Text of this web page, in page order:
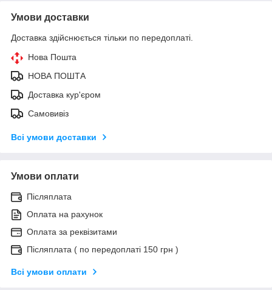
Умови доставки
Доставка здійснюється тільки по передоплаті.
Нова Пошта
НОВА ПОШТА
Доставка кур'єром
Самовивіз
Всі умови доставки
Умови оплати
Післяплата
Оплата на рахунок
Оплата за реквізитами
Післяплата ( по передоплаті 150 грн )
Всі умови оплати